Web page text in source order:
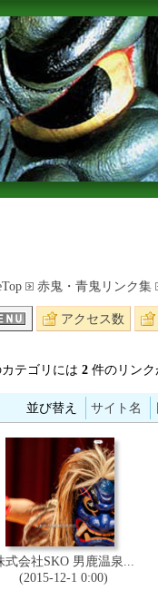
赤鬼・青鬼リンク集
アクセス数
テゴリには 2 件のリン
並び替え サイト名
式会社SKO 男鹿温泉...
(2015-12-1 0:00)